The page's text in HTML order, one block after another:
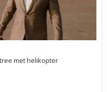
met helikopter